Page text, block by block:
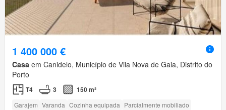
1 400 000 €
Casa em Canidelo, Município de Vila Nova de Gaia, Distrito do
Porto
T4 3 150 m²
Garajem Varanda Cozinha equipada Parcialmente mobiliado